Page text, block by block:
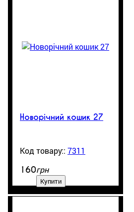
Новорічний кошик 27
7311
160грн
Купити